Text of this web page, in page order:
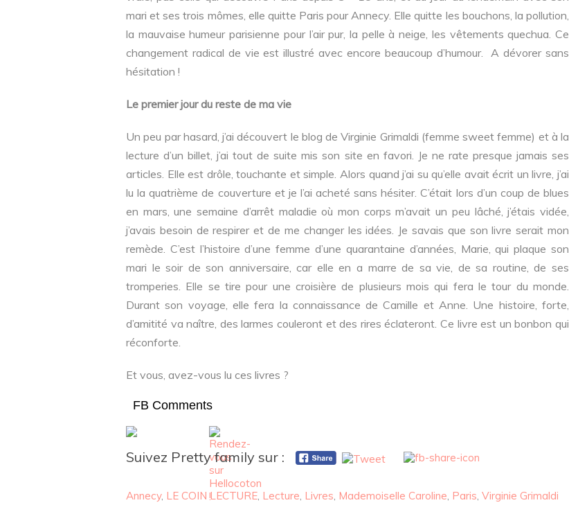
mari et ses trois mômes, elle quitte Paris pour Annecy. Elle quitte les bouchons, la pollution,
la mauvaise humeur parisienne pour l’air pur, la pelle à neige, les vêtements quechua. Ce
changement radical de vie est illustré avec encore beaucoup d’humour. A dévorer sans
hésitation !
Le premier jour du reste de ma vie
Un peu par hasard, j’ai découvert le blog de Virginie Grimaldi (femme sweet femme) et à la
lecture d’un billet, j’ai tout de suite mis son site en favori. Je ne rate presque jamais ses
articles. Elle est drôle, touchante et simple. Alors quand j’ai su qu’elle avait écrit un livre, j’ai
lu la quatrième de couverture et je l’ai acheté sans hésiter. C’était lors d’un coup de blues
en mars, une semaine d’arrêt maladie où mon corps m’avait un peu lâché, j’étais vidée,
j’avais besoin de respirer et de me changer les idées. Je savais que son livre serait mon
remède. C’est l’histoire d’une femme d’une quarantaine d’années, Marie, qui plaque son
mari le soir de son anniversaire, car elle en a marre de sa vie, de sa routine, de ses
tromperies. Elle se tire pour une croisière de plusieurs mois qui fera le tour du monde.
Durant son voyage, elle fera la connaissance de Camille et Anne. Une histoire, forte,
d’amitité va naître, des larmes couleront et des rires éclateront. Ce livre est un bonbon qui
réconforte.
Et vous, avez-vous lu ces livres ?
FB Comments
Suivez Pretty family sur :
Annecy, LE COIN LECTURE, Lecture, Livres, Mademoiselle Caroline, Paris, Virginie Grimaldi